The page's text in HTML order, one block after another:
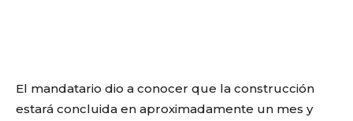
El mandatario dio a conocer que la construcción
estará concluida en aproximadamente un mes y